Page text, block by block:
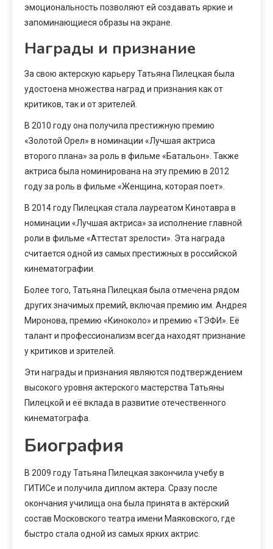
эмоциональность позволяют ей создавать яркие и
запоминающиеся образы на экране.
Награды и признание
За свою актерскую карьеру Татьяна Пилецкая была
удостоена множества наград и признания как от
критиков, так и от зрителей.
В 2010 году она получила престижную премию
«Золотой Орел» в номинации «Лучшая актриса
второго плана» за роль в фильме «Батальон». Также
актриса была номинирована на эту премию в 2012
году за роль в фильме «Женщина, которая поет».
В 2014 году Пилецкая стала лауреатом Кинотавра в
номинации «Лучшая актриса» за исполнение главной
роли в фильме «Аттестат зрелости». Эта награда
считается одной из самых престижных в российской
кинематографии.
Более того, Татьяна Пилецкая была отмечена рядом
других значимых премий, включая премию им. Андрея
Миронова, премию «Киноколо» и премию «ТЭФИ». Её
талант и профессионализм всегда находят признание
у критиков и зрителей.
Эти награды и признания являются подтверждением
высокого уровня актерского мастерства Татьяны
Пилецкой и её вклада в развитие отечественного
кинематографа.
Биография
В 2009 году Татьяна Пилецкая закончила учебу в
ГИТИСе и получила диплом актера. Сразу после
окончания училища она была принята в актёрский
состав Московского театра имени Маяковского, где
быстро стала одной из самых ярких актрис.